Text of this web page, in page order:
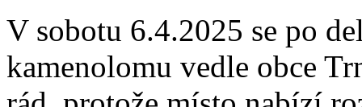
V sobotu 6.4.2025 se po
kamenolomu vedle obce